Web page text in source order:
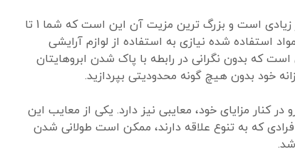
آرایش دائم ابرو دارای مزایای بسیار زیادی است و بزرگ ترین مزیت آن این است که شما 1 تا
استفاده شده نیازی به استفاده از لوازم آرایشی
که بدون نگرانی در رابطه با پاک شدن ابروهایتان
خود بدون هیچ گونه محدودیتی بپردازید.
کنار مزایای خود، معایبی نیز دارد. یکی از معایب این
که به تنوع علاقه دارند، ممکن است طولانی شدن